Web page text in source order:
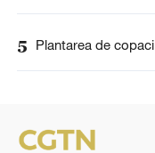
5 Plantarea de